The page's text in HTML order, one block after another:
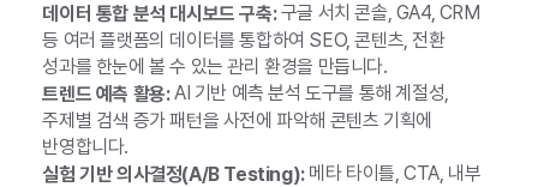
데이터 통합 분석 대시보드 구축:구글 서치 콘솔, GA4, CRM
등 여러 플랫폼의 데이터를 통합하여 SEO, 콘텐츠, 전환
성과를 한눈에 볼 수 있는 관리 환경을 만듭니다.
트렌드 예측 활용:AI 기반 예측 분석 도구를 통해 계절성,
주제별 검색 증가 패턴을 사전에 파악해 콘텐츠 기획에
반영합니다.
실험 기반 의사결정(A/B Testing):메타 타이틀, CTA, 내부